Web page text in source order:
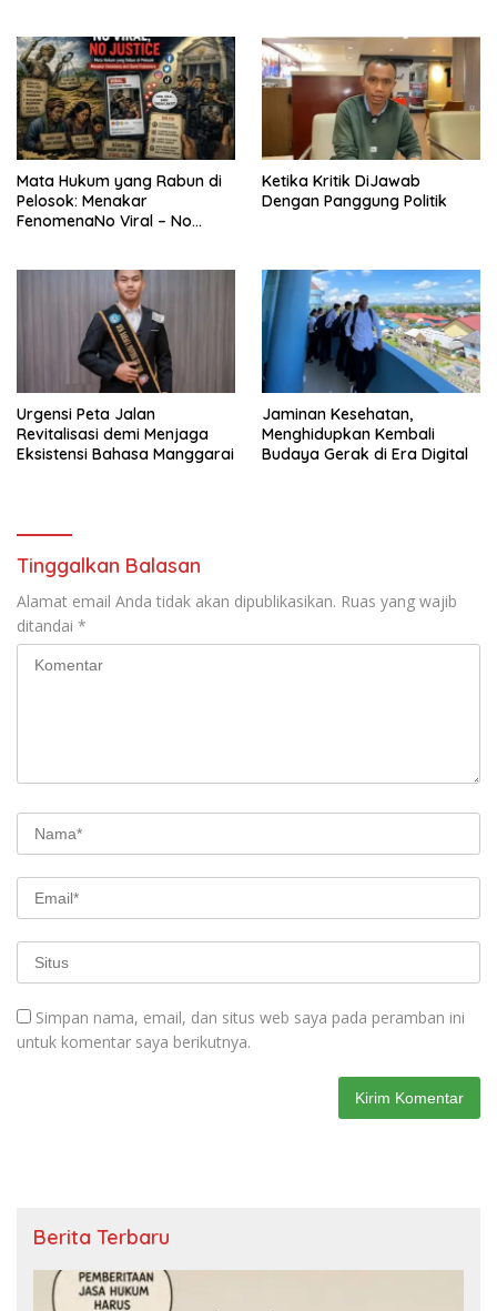
Bersubsidi Bagi Penunggak
Pajak
Mata Hukum yang Rabun di
Pelosok: Menakar
FenomenaNo Viral – No
Ketika Kritik DiJawab
Dengan Panggung Politik
Urgensi Peta Jalan
Revitalisasi demi Menjaga
Eksistensi Bahasa Manggarai
Jaminan Kesehatan,
Menghidupkan Kembali
Budaya Gerak di Era Digital
Tinggalkan Balasan
Alamat email Anda tidak akan dipublikasikan. Ruas yang wajib
ditandai *
Simpan nama, email, dan situs web saya pada peramban ini
untuk komentar saya berikutnya.
Berita Terbaru